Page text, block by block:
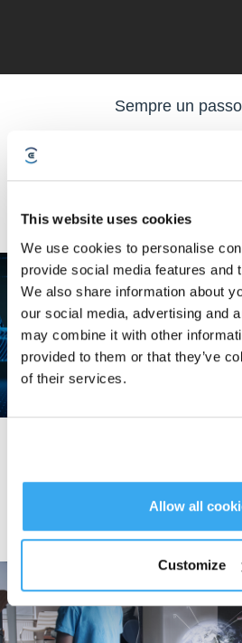
This website uses cookies
We use cookies to personalise
provide social media features and
We also share information about
our social media, advertising and
may combine it with other
provided to them or that they’ve
of their services.
Allow all
Customize
Sempre un
ECOVACS compie un enorme passo
riconoscendo e analizzando il proprio
domestiche che
Tecnologie del futuro per
aree della casa. Ciò che un tempo era
stile di vita